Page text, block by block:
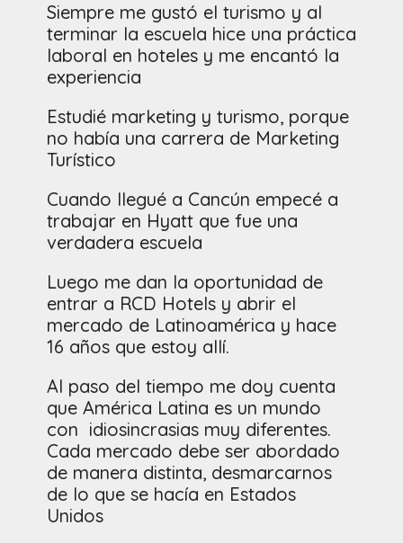
Siempre me gustó el turismo y al
terminar la escuela hice una práctica
laboral en hoteles y me encantó la
experiencia
Estudié marketing y turismo, porque
no había una carrera de Marketing
Turístico
Cuando llegué a Cancún empecé a
trabajar en Hyatt que fue una
verdadera escuela
Luego me dan la oportunidad de
entrar a RCD Hotels y abrir el
mercado de Latinoamérica y hace
16 años que estoy allí.
Al paso del tiempo me doy cuenta
que América Latina es un mundo
con idiosincrasias muy diferentes.
Cada mercado debe ser abordado
de manera distinta, desmarcarnos
de lo que se hacía en Estados
Unidos